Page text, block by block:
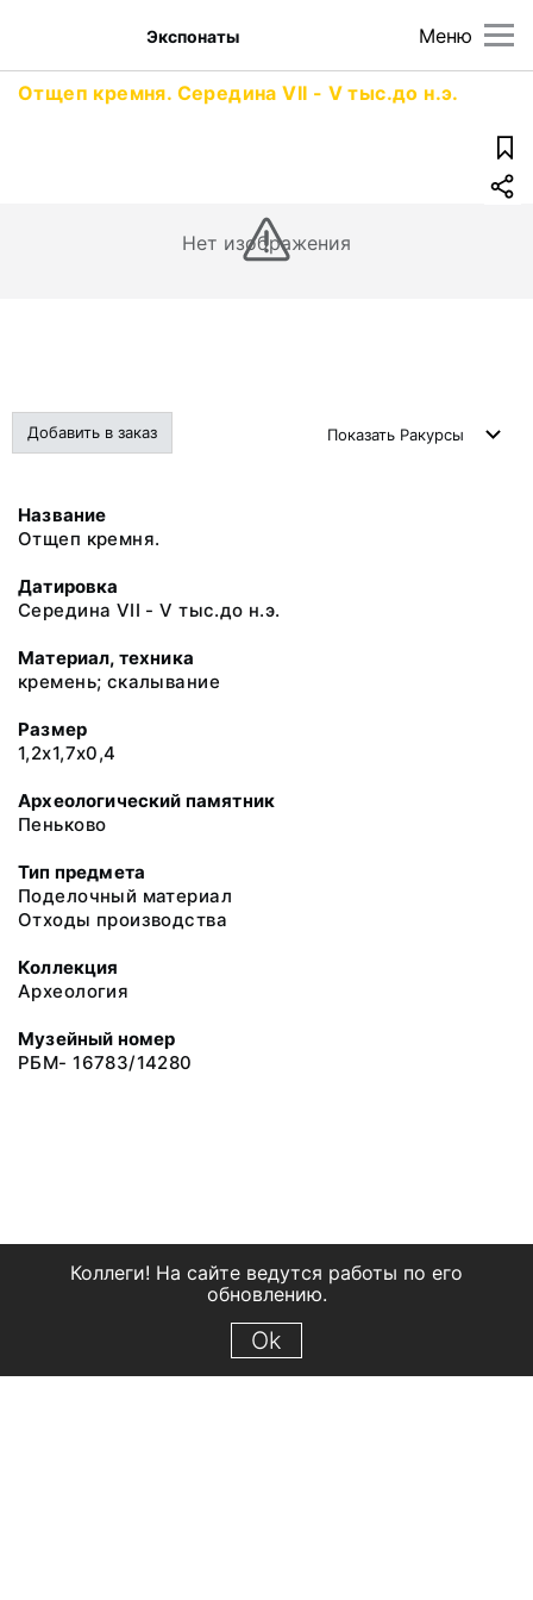
Меню
Экспонаты
Отщеп кремня. Середина VII - V тыс.до н.э.
Нет изображения
Добавить в заказ Показать Ракурсы
Название
Отщеп кремня.
Датировка
Середина VII - V тыс.до н.э.
Материал, техника
кремень; скалывание
Размер
1,2х1,7х0,4
Археологический памятник
Пеньково
Тип предмета
Поделочный материал
Отходы производства
Коллекция
Археология
Музейный номер
РБМ- 16783/14280
Коллеги! На сайте ведутся работы по его
обновлению.
Ok